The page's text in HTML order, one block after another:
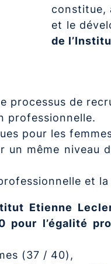
constitue,
et le
de
processus de
professionnelle.
pour les
un même
et
Etienne
pour l’égalité
(37 / 40),